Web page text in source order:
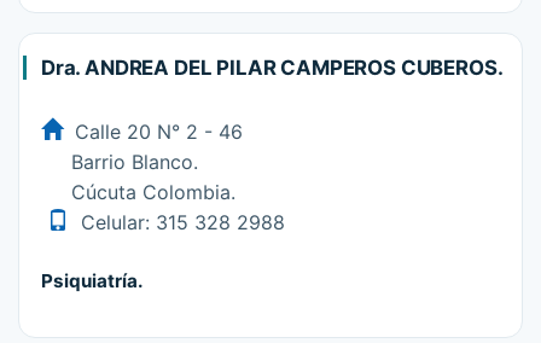
Dra. ANDREA DEL PILAR CAMPEROS CUBEROS.
Calle 20 N° 2 - 46
Barrio Blanco.
Cúcuta Colombia.
Celular: 315 328 2988
Psiquiatría.